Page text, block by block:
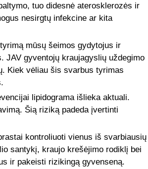
tuo didesnė aterosklerozės ir
nesirgtų infekcine ar kita
mūsų šeimos gydytojus ir
JAV gyventojų kraujagyslių uždegimo
Kiek vėliau šis svarbus tyrimas
lipidograma išlieka aktuali.
Šią riziką padeda įvertinti
kontroliuoti vienus iš svarbiausių
santykį, kraujo krešėjimo rodiklį bei
ir pakeisti rizikingą gyvenseną.